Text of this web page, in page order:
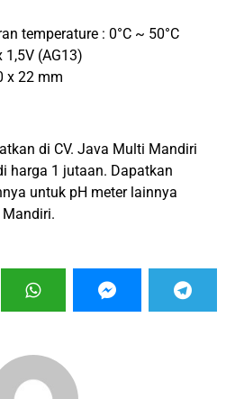
temperature : 0°C ~ 50°C
1,5V (AG13)
x 22 mm
di CV. Java Multi Mandiri
harga 1 jutaan. Dapatkan
untuk pH meter lainnya